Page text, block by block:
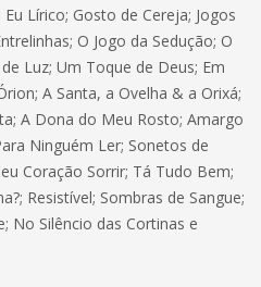
Lírico; Gosto de Cereja; Jogos
O Jogo da Sedução; O
Luz; Um Toque de Deus; Em
A Santa, a Ovelha & a Orixá;
A Dona do Meu Rosto; Amargo
Ninguém Ler; Sonetos de
Coração Sorrir; Tá Tudo Bem;
Resistível; Sombras de Sangue;
No Silêncio das Cortinas e